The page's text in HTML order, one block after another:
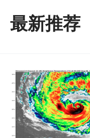
最新推荐